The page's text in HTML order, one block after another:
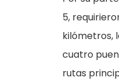
5,
kilómetros,
cuatro
rutas